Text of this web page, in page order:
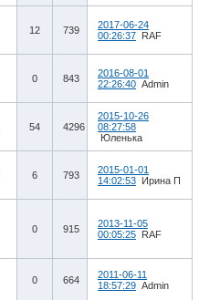
12 739
2017-06-24
00:26:37 RAF
0 843
2016-08-01
22:26:40 Admin
54 4296
2015-10-26
08:27:58
Юленька
6 793
2015-01-01
14:02:53 Ирина П
0 915
2013-11-05
00:05:25 RAF
0 664
2011-06-11
18:57:29 Admin